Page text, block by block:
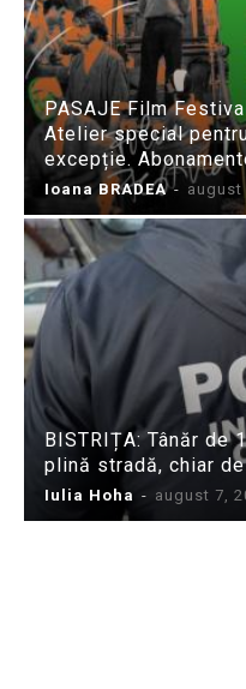
PASAJE Film
Atelier special
excepție.
Ioana BRADEA - august
BISTRIȚA: Tânăr de
plină stradă, chiar
Iulia Hoha - august 7,